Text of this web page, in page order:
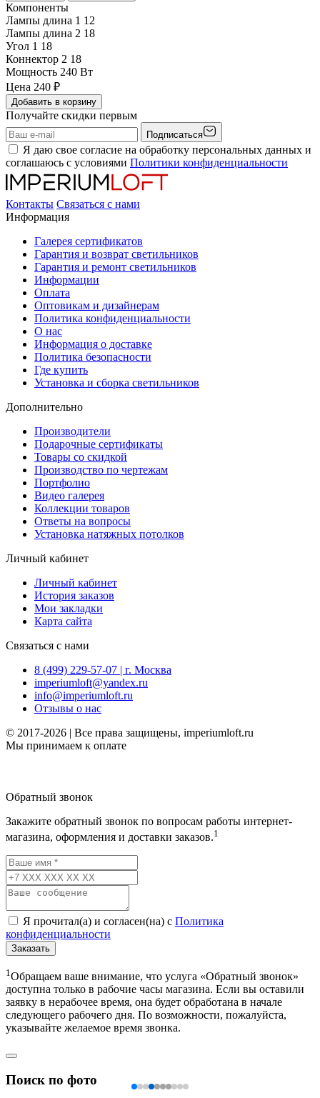
Компоненты
Лампы длина 1 12
Лампы длина 2 18
Угол 1 18
Коннектор 2 18
Мощность 240 Вт
Цена 240 ₽
Добавить в корзину
Получайте скидки первым
Подписаться
Я даю свое согласие на обработку персональных данных и
соглашаюсь с условиями Политики конфиденциальности
Контакты Связаться с нами
Информация
Галерея сертификатов
Гарантия и возврат светильников
Гарантия и ремонт светильников
Информации
Оплата
Оптовикам и дизайнерам
Политика конфиденциальности
О нас
Информация о доставке
Политика безопасности
Где купить
Установка и сборка светильников
Дополнительно
Производители
Подарочные сертификаты
Товары со скидкой
Производство по чертежам
Портфолио
Видео галерея
Коллекции товаров
Ответы на вопросы
Установка натяжных потолков
Личный кабинет
Личный кабинет
История заказов
Мои закладки
Карта сайта
Связаться с нами
8 (499) 229-57-07 | г. Москва
imperiumloft@yandex.ru
info@imperiumloft.ru
Отзывы о нас
© 2017-2026 | Все права защищены, imperiumloft.ru
Мы принимаем к оплате
Обратный звонок
Закажите обратный звонок по вопросам работы интернет-
магазина, оформления и доставки заказов.1
Я прочитал(а) и согласен(на) с Политика
конфиденциальности
Заказать
1Обращаем ваше внимание, что услуга «Обратный звонок»
доступна только в рабочие часы магазина. Если вы оставили
заявку в нерабочее время, она будет обработана в начале
следующего рабочего дня. По возможности, пожалуйста,
указывайте желаемое время звонка.
Поиск по фото